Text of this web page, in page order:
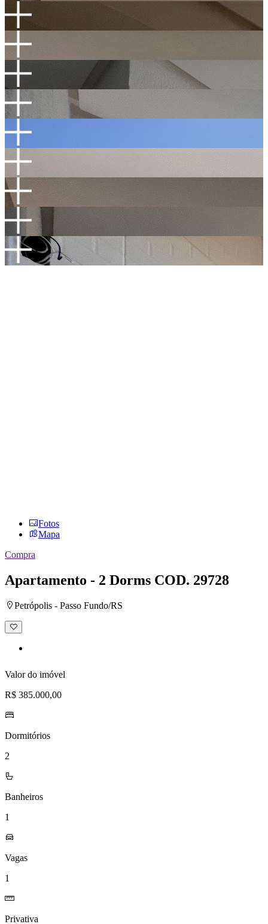
Fotos
Mapa
Compra
Apartamento - 2 Dorms COD. 29728
Petrópolis - Passo Fundo/RS
Adicionar
à
Valor do imóvel
R$ 385.000,00
Dormitórios
2
Banheiros
1
Vagas
1
Privativa